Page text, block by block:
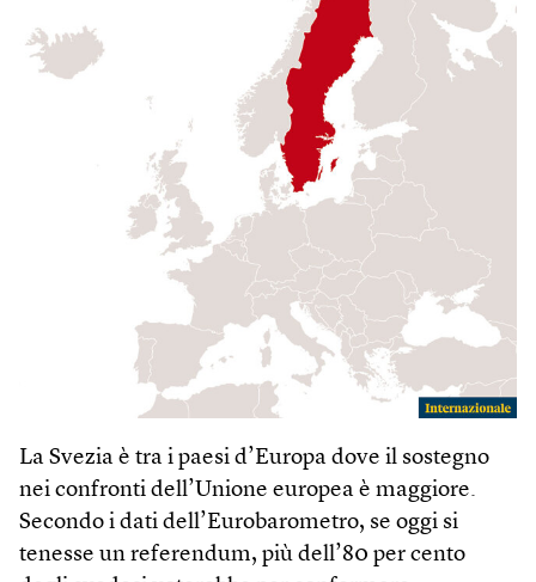
La Svezia è tra i paesi d’Europa dove il sostegno
nei confronti dell’Unione europea è maggiore.
Secondo i dati dell’Eurobarometro, se oggi si
tenesse un referendum, più dell’80 per cento